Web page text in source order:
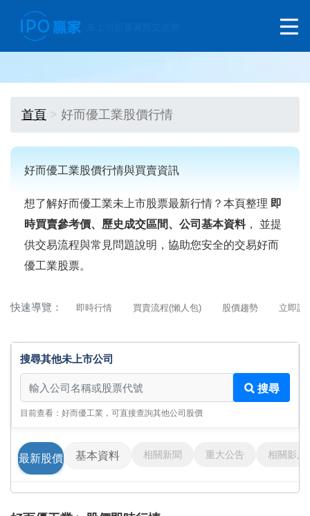
首頁 好而優工業股價行情
好而優工業股價行情與買賣資訊
想了解好而優工業未上市股票最新行情？本頁整理 即
時買賣參考價、歷史成交區間、公司基本資料， 並提
供交易流程與常見問題說明，協助您安全的交易好而
優工業股票。
快速導覽： 即時行情 買賣流程(懶人包) 股價趨勢 立即詢
搜尋其他未上市公司
搜尋其他未上市公司
搜尋
目前查看：好而優工業，可直接查詢其他公司股價
最新股價 基本資料 相關新聞 重大公告 相關影片